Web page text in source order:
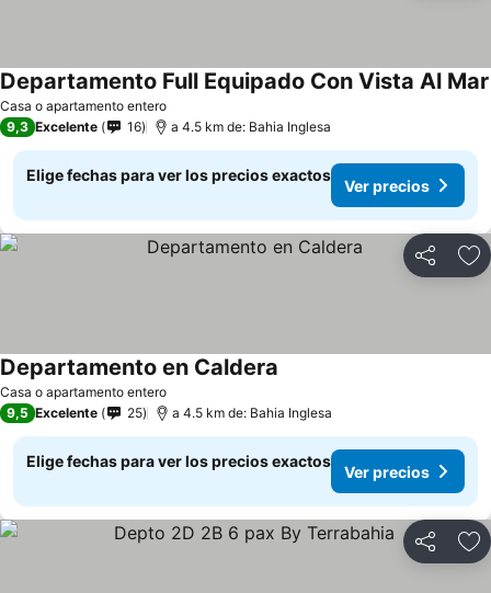
Casa o apartamento entero
Departamento Full Equipado Con Vista Al Mar
9,3 Excelente 16 a 4.5 km de: Bahia Inglesa
Elige fechas para ver los precios exactos
Ver precios
Compartir
Casa o apartamento entero
Departamento en Caldera
9,5 Excelente 25 a 4.5 km de: Bahia Inglesa
Elige fechas para ver los precios exactos
Ver precios
Compartir